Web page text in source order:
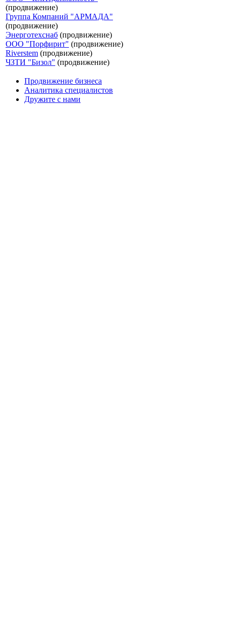
(продвижение)
Группа Компаний "АРМАДА"
(продвижение)
Энерготехснаб (продвижение)
ООО "Порфирит" (продвижение)
Riverstem (продвижение)
ЧЗТИ "Бизол" (продвижение)
Продвижение бизнеса
Аналитика специалистов
Дружите с нами